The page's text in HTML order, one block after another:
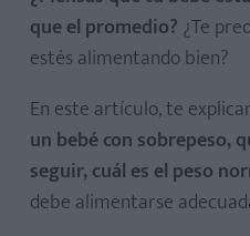
que el promedio? ¿Te
estés alimentando bien?
En este artículo, te
un bebé con sobrepeso,
seguir, cuál es el peso
debe alimentarse